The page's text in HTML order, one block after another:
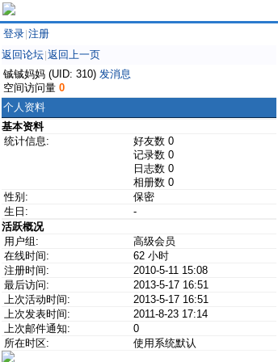
登录 注册
返回论坛 返回上一页
铖铖妈妈 (UID: 310) 发消息
空间访问量 0
个人资料
基本资料
统计信息:
好友数 0
记录数 0
日志数 0
相册数 0
性别:
保密
生日:
-
活跃概况
用户组:
高级会员
在线时间:
62 小时
注册时间:
2010-5-11 15:08
最后访问:
2013-5-17 16:51
上次活动时间:
2013-5-17 16:51
上次发表时间:
2011-8-23 17:14
上次邮件通知:
0
所在时区:
使用系统默认